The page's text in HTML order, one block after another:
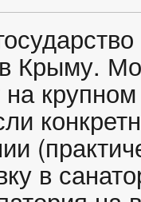
Крыму.
в